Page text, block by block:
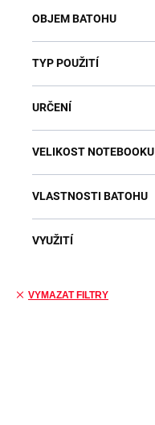
OBJEM BATOHU
TYP POUŽITÍ
URČENÍ
VELIKOST NOTEBOOKU
VLASTNOSTI BATOHU
VYUŽITÍ
VYMAZAT FILTRY